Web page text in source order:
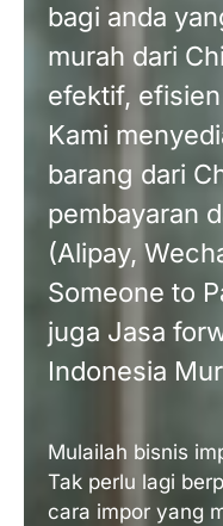
bagi anda
murah dari
efektif,
Kami
barang dari
pembayaran
(Alipay,
Someone to
juga Jasa
Indonesia
Mulailah bisnis
Tak perlu lagi
cara impor yang